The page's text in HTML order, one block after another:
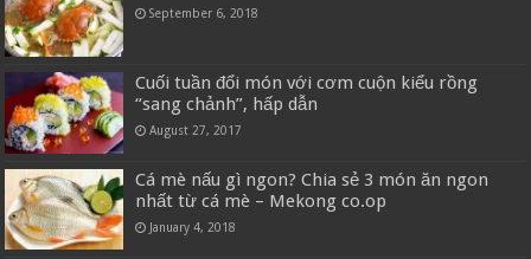
September 6, 2018
Cuối tuần đổi món với cơm cuộn kiểu rồng
“sang chảnh”, hấp dẫn
August 27, 2017
Cá mè nấu gì ngon? Chia sẻ 3 món ăn ngon
nhất từ cá mè – Mekong co.op
January 4, 2018